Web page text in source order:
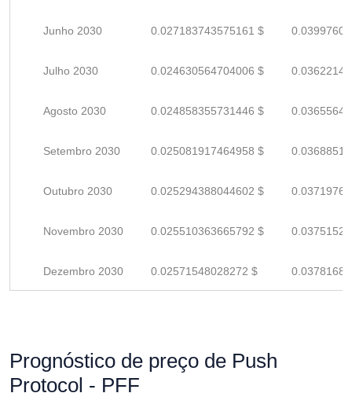
Junho 2030 0.027183743575161 $
Julho 2030 0.024630564704006 $
Agosto 2030 0.024858355731446 $
Setembro 2030 0.025081917464958 $
Outubro 2030 0.025294388044602 $
Novembro 2030 0.025510363665792 $
Dezembro 2030 0.02571548028272 $
Prognóstico de preço de Push
Protocol - PFF